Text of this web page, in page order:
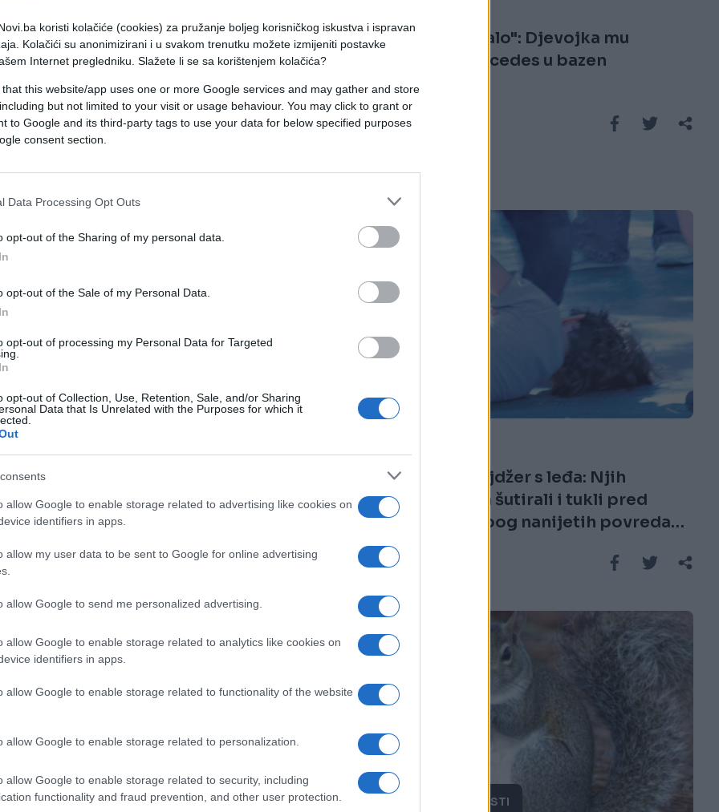
koristi kolačiće (cookies) za pružanje boljeg korisničkog iskustva i ispravan
Kolačići su anonimizirani i u svakom trenutku možete izmijeniti postavke
Internet pregledniku. Slažete li se sa korištenjem kolačića?
that this website/app uses one or more Google services and may gather and store
but not limited to your visit or usage behaviour. You may click to grant or
to Google and its third-party tags to use your data for below specified purposes
consent section.
Data Processing Opt Outs
opt-out of the Sharing of my personal data.
opt-out of the Sale of my Personal Data.
opt-out of processing my Personal Data for Targeted
opt-out of Collection, Use, Retention, Sale, and/or Sharing
Data that Is Unrelated with the Purposes for which it
allow Google to enable storage related to advertising like cookies on
identifiers in apps.
allow my user data to be sent to Google for online advertising
allow Google to send me personalized advertising.
allow Google to enable storage related to analytics like cookies on
identifiers in apps.
allow Google to enable storage related to functionality of the website
allow Google to enable storage related to personalization.
allow Google to enable storage related to security, including
functionality and fraud prevention, and other user protection.
Skinula majicu i sjela na prozor:
Poginula zbog divljanja u vozilu
(VIDEO)
Saznaj više
"Srce mi je stalo": Djevojka mu
parkirala Mercedes u bazen
Saznaj više
ZANIMLJIVOSTI
ISPOVIJEST JEDNE DJEVOJKE: Zašto
mi se GADE muškarci koji nemaju
pare!
Saznaj više
Pretučen tinejdžer s leđa: Njih
desetorica ga šutirali i tukli pred
djevojkom, zbog nanijetih povreda
prebačen u bolnicu
Saznaj više
REGION ZANIMLJIVOSTI